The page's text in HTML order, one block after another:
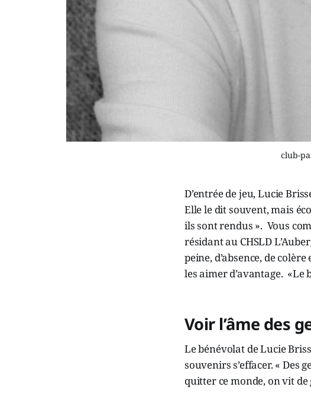
club-
D’entrée de jeu, Lucie
Elle le dit souvent, mais
ils sont rendus ». Vous
résidant au CHSLD
peine, d’absence, de
les aimer d’avantage. «Le
Voir l’âme des
Le bénévolat de Lucie
souvenirs s’effacer. « Des
quitter ce monde, on vit de